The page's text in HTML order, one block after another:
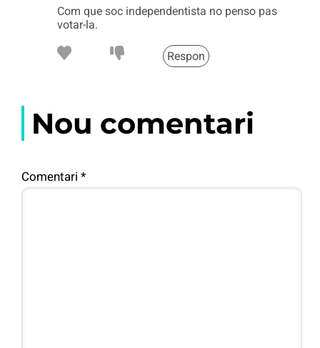
Com que soc independentista no penso pas
votar-la.
Respon
Nou comentari
Comentari *